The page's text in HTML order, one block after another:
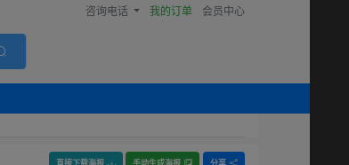
咨询电话 我的订单 会员中心
直接下载海报 手动生成海报 分享